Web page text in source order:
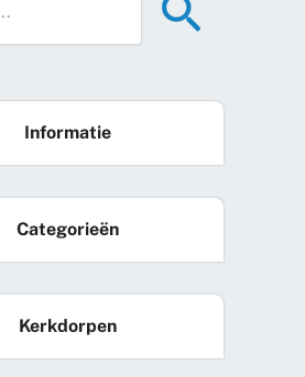
Informatie
Home
Agenda
Categorieën
nieuws
Kerkdorpen